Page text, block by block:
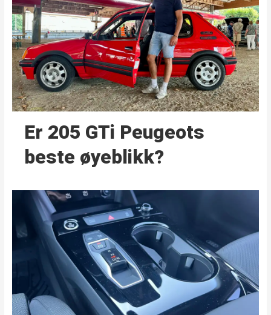
Er 205 GTi Peugeots
beste øyeblikk?